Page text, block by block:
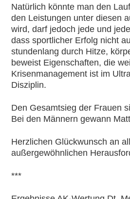
Natürlich könnte man den
den Leistungen unter diesen
wird, darf jedoch jede und
dass sportlicher Erfolg nicht
stundenlang durch Hitze,
beweist Eigenschaften, die
Krisenmanagement ist im
Disziplin.
Den Gesamtsieg der Frauen
Bei den Männern gewann
Herzlichen Glückwunsch an
außergewöhnlichen
***